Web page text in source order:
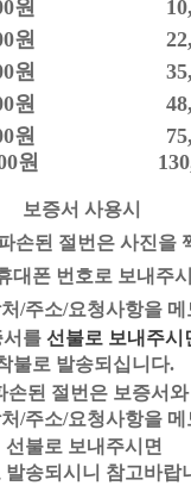
원
원
원
원
원
원
보증서 사용시
손된 절번은 사진을
대폰 번호로 보내주
/주소/요청사항을
서를 선불로 보내주시
불로 발송되십니다.
손된 절번은 보증서와
/주소/요청사항을
선불로 보내주시면
발송되시니 참고바랍